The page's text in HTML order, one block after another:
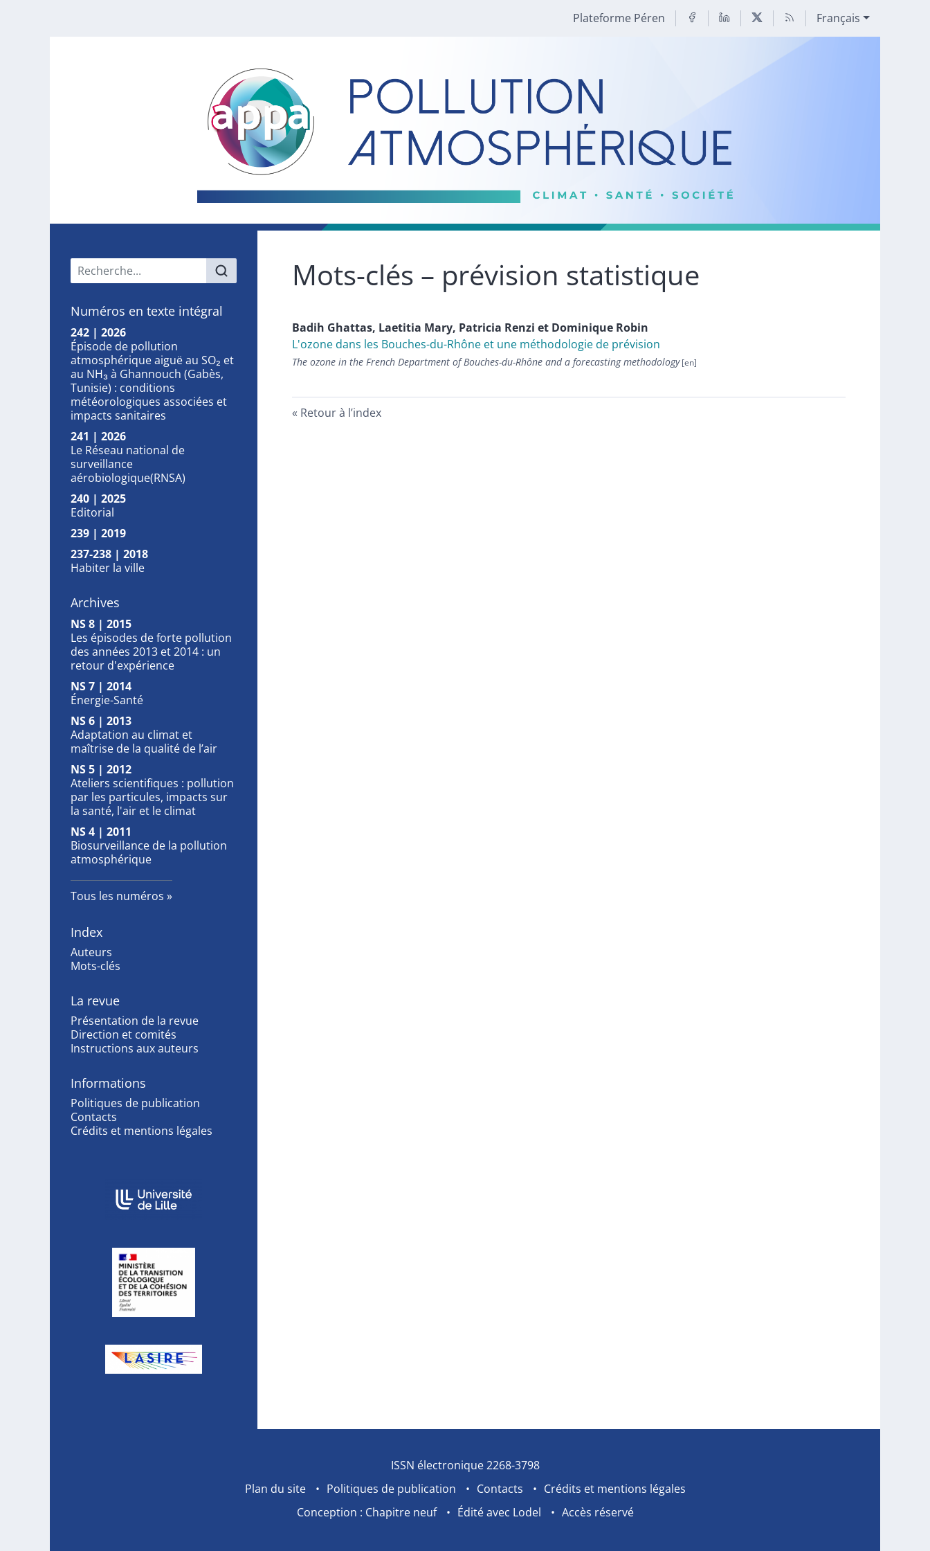
Plateforme Péren Français
Menu principal
Numéros en texte intégral
242 | 2026
Épisode de pollution
atmosphérique aiguë au SO₂ et
au NH₃ à Ghannouch (Gabès,
Tunisie) : conditions
météorologiques associées et
impacts sanitaires
241 | 2026
Le Réseau national de
surveillance
aérobiologique(RNSA)
240 | 2025
Editorial
239 | 2019
237-238 | 2018
Habiter la ville
Archives
NS 8 | 2015
Les épisodes de forte pollution
des années 2013 et 2014 : un
retour d'expérience
NS 7 | 2014
Énergie-Santé
NS 6 | 2013
Adaptation au climat et
maîtrise de la qualité de l’air
NS 5 | 2012
Ateliers scientifiques : pollution
par les particules, impacts sur
la santé, l'air et le climat
NS 4 | 2011
Biosurveillance de la pollution
atmosphérique
Tous les numéros
Index
Auteurs
Mots-clés
La revue
Présentation de la revue
Direction et comités
Instructions aux auteurs
Informations
Politiques de publication
Contacts
Crédits et mentions légales
Affiliations/partenaires
Mots-clés – prévision statistique
Badih Ghattas, Laetitia Mary, Patricia Renzi et Dominique Robin
L'ozone dans les Bouches-du-Rhône et une méthodologie de prévision
The ozone in the French Department of Bouches-du-Rhône and a forecasting methodology
Retour à l’index
ISSN électronique 2268-3798
Plan du site
Politiques de publication Contacts
Crédits et mentions légales
Conception : Chapitre neuf
Édité avec Lodel Accès réservé